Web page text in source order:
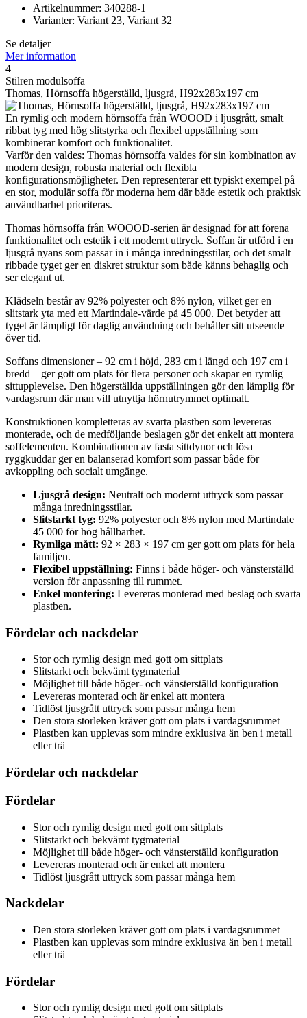
Artikelnummer: 340288-1
Varianter: Variant 23, Variant 32
Se detaljer
Mer information
4
Stilren modulsoffa
Thomas, Hörnsoffa högerställd, ljusgrå, H92x283x197 cm
En rymlig och modern hörnsoffa från WOOOD i ljusgrått, smalt
ribbat tyg med hög slitstyrka och flexibel uppställning som
kombinerar komfort och funktionalitet.
Varför den valdes: Thomas hörnsoffa valdes för sin kombination av
modern design, robusta material och flexibla
konfigurationsmöjligheter. Den representerar ett typiskt exempel på
en stor, modulär soffa för moderna hem där både estetik och praktisk
användbarhet prioriteras.
Thomas hörnsoffa från WOOOD-serien är designad för att förena
funktionalitet och estetik i ett modernt uttryck. Soffan är utförd i en
ljusgrå nyans som passar in i många inredningsstilar, och det smalt
ribbade tyget ger en diskret struktur som både känns behaglig och
ser elegant ut.
Klädseln består av 92% polyester och 8% nylon, vilket ger en
slitstark yta med ett Martindale-värde på 45 000. Det betyder att
tyget är lämpligt för daglig användning och behåller sitt utseende
över tid.
Soffans dimensioner – 92 cm i höjd, 283 cm i längd och 197 cm i
bredd – ger gott om plats för flera personer och skapar en rymlig
sittupplevelse. Den högerställda uppställningen gör den lämplig för
vardagsrum där man vill utnyttja hörnutrymmet optimalt.
Konstruktionen kompletteras av svarta plastben som levereras
monterade, och de medföljande beslagen gör det enkelt att montera
soffelementen. Kombinationen av fasta sittdynor och lösa
ryggkuddar ger en balanserad komfort som passar både för
avkoppling och socialt umgänge.
Ljusgrå design: Neutralt och modernt uttryck som passar
många inredningsstilar.
Slitstarkt tyg: 92% polyester och 8% nylon med Martindale
45 000 för hög hållbarhet.
Rymliga mått: 92 × 283 × 197 cm ger gott om plats för hela
familjen.
Flexibel uppställning: Finns i både höger- och vänsterställd
version för anpassning till rummet.
Enkel montering: Levereras monterad med beslag och svarta
plastben.
Fördelar och nackdelar
Stor och rymlig design med gott om sittplats
Slitstarkt och bekvämt tygmaterial
Möjlighet till både höger- och vänsterställd konfiguration
Levereras monterad och är enkel att montera
Tidlöst ljusgrått uttryck som passar många hem
Den stora storleken kräver gott om plats i vardagsrummet
Plastben kan upplevas som mindre exklusiva än ben i metall
eller trä
Fördelar och nackdelar
Fördelar
Stor och rymlig design med gott om sittplats
Slitstarkt och bekvämt tygmaterial
Möjlighet till både höger- och vänsterställd konfiguration
Levereras monterad och är enkel att montera
Tidlöst ljusgrått uttryck som passar många hem
Nackdelar
Den stora storleken kräver gott om plats i vardagsrummet
Plastben kan upplevas som mindre exklusiva än ben i metall
eller trä
Fördelar
Stor och rymlig design med gott om sittplats